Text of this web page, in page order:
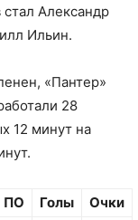
Александр
Ильин.
«Пантер»
28
12 минут на
ПО Голы Очки